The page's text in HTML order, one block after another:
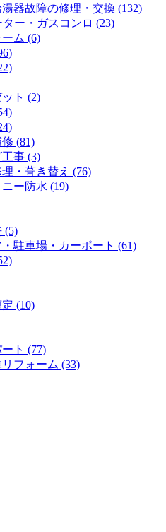
器故障の修理・交換 (132)
ー・ガスコンロ (23)
ム (6)
ト (2)
(81)
事 (3)
・葺き替え (76)
ー防水 (19)
(5)
駐車場・カーポート (61)
(10)
ト (77)
フォーム (33)